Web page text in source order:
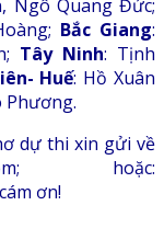
Ngô Quang Đức;
Bắc Giang:
Tây Ninh: Tịnh
Huế: Hồ Xuân
Phương.
dự thi xin gửi về
hoặc:
ơn!